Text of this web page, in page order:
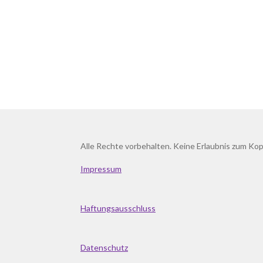
Alle Rechte vorbehalten. Keine Erlaubnis zum
Impressum
Haftungsausschluss
Datenschutz